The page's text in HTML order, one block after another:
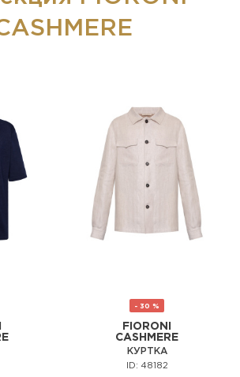
- 30 %
FIORONI
CASHMERE
КУРТКА
ID: 48182